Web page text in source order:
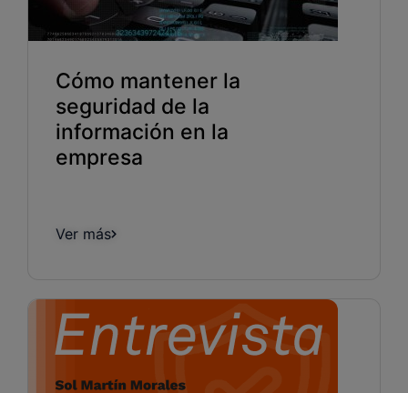
Cómo mantener la
seguridad de la
información en la
empresa
Ver más